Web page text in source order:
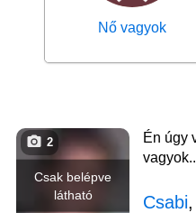
Nő vagyok
Csak belépve
látható
2
Én úgy
Csabi